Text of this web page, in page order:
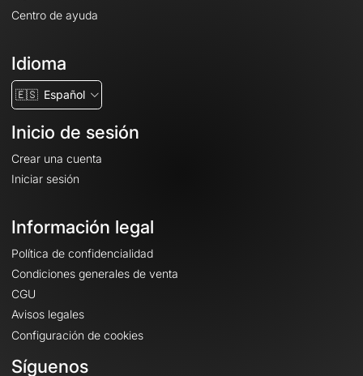
Centro de ayuda
Idioma
🇪🇸 Español
Inicio de sesión
Crear una cuenta
Iniciar sesión
Información legal
Política de confidencialidad
Condiciones generales de venta
CGU
Avisos legales
Configuración de cookies
Síguenos